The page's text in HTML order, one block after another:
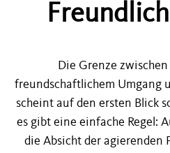
Die Grenze
freundschaftlichem Umgang
scheint auf den ersten Blick
es gibt eine einfache Regel:
die Absicht der agierenden